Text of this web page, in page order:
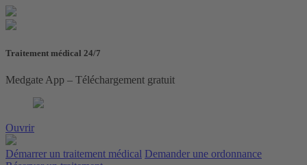
Traitement médical 24/7
Medgate App – Téléchargement gratuit
Ouvrir
Démarrer un traitement médical Demander une ordonnance